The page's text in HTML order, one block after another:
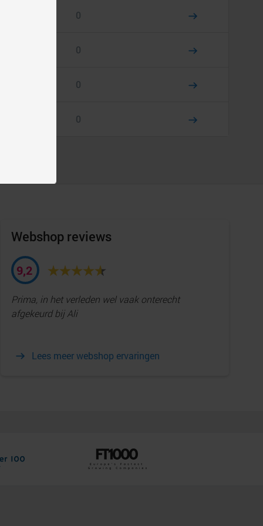
0
0
0
0
Webshop reviews
9,2
Prima, in het verleden wel vaak onterecht
afgekeurd bij Ali
Lees meer webshop ervaringen